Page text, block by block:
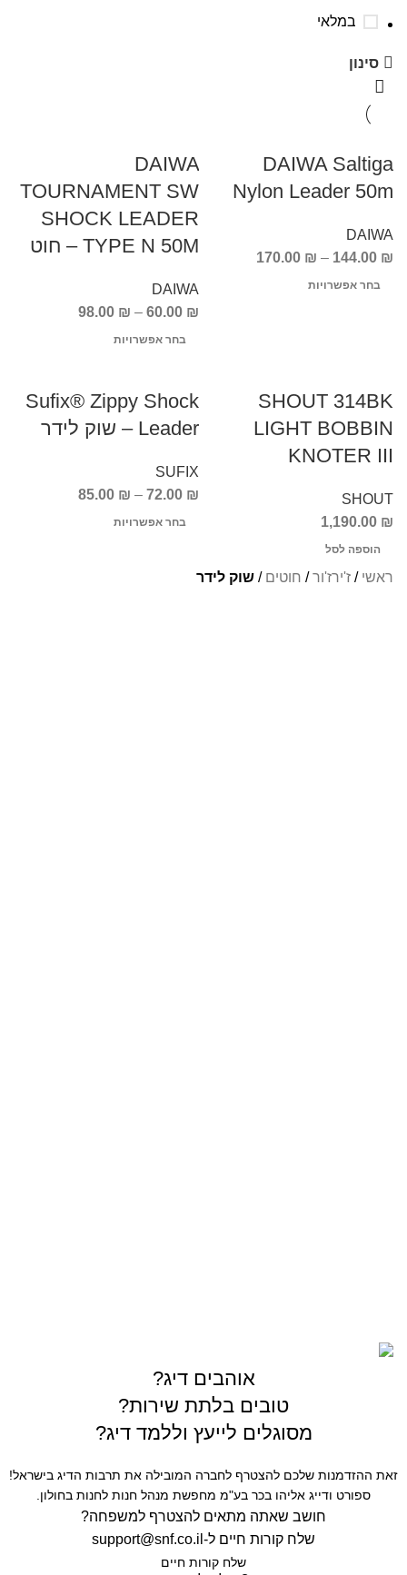
במלאי
סינון
DAIWA Saltiga
Nylon Leader 50m
DAIWA
144.00 ₪
–
170.00 ₪
בחר אפשרויות
DAIWA
TOURNAMENT SW
SHOCK LEADER
TYPE N 50M – חוט
DAIWA
60.00 ₪
–
98.00 ₪
בחר אפשרויות
SHOUT 314BK
LIGHT BOBBIN
KNOTER III
SHOUT
1,190.00 ₪
הוספה לסל
Sufix® Zippy Shock
Leader – שוק לידר
SUFIX
72.00 ₪
–
85.00 ₪
בחר אפשרויות
ראשי / ז'ירז'ור/ חוטים / שוק לידר
אוהבים דיג?
טובים בלתת שירות?
מסוגלים לייעץ וללמד דיג?
זאת ההזדמנות שלכם להצטרף לחברה המובילה את תרבות הדיג בישראל!
ספורט ודייג אליהו בכר בע"מ מחפשת מנהל חנות לחנות בחולון.
חושב שאתה מתאים להצטרף למשפחה?
שלח קורות חיים ל- support@snf.co.il
שלח קורות חיים​